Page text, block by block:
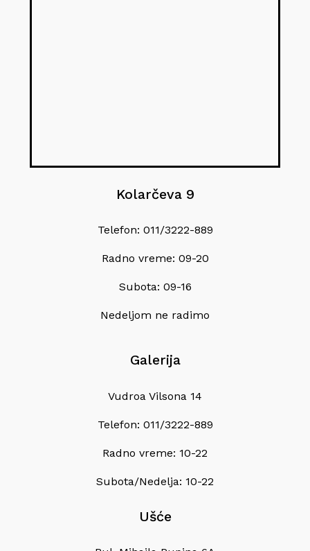
Kolarčeva 9
Telefon: 011/3222-889
Radno vreme: 09-20
Subota: 09-16
Nedeljom ne radimo
Galerija
Vudroa Vilsona 14
Telefon: 011/3222-889
Radno vreme: 10-22
Subota/Nedelja: 10-22
Ušće